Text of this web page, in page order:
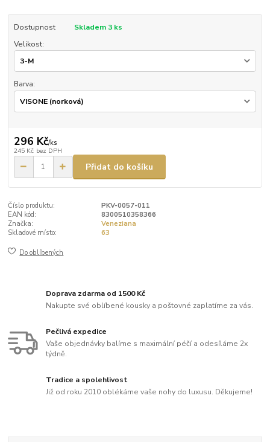
Dostupnost
Skladem 3 ks
Velikost:
Barva:
296 Kč/ks
245 Kč bez DPH
Přidat do košíku
Číslo produktu:
PKV-0057-011
EAN kód:
8300510358366
Značka:
Veneziana
Skladové místo:
63
Do oblíbených
Doprava zdarma od 1500 Kč
Nakupte své oblíbené kousky a poštovné zaplatíme za vás.
Pečlivá expedice
Vaše objednávky balíme s maximální péčí a odesíláme 2x
týdně.
Tradice a spolehlivost
Již od roku 2010 oblékáme vaše nohy do luxusu. Děkujeme!